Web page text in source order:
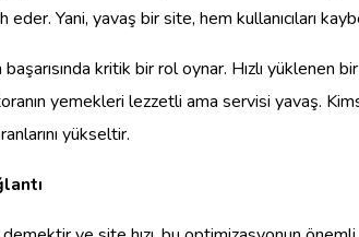
Yani, yavaş bir site, hem kullanıcıları
kritik bir rol oynar. Hızlı yüklenen
yemekleri lezzetli ama servisi yavaş.
yükseltir.